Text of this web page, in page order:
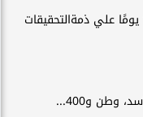
حبس 3 متهمين 15 يومًا علي ذمةالتحقيقات